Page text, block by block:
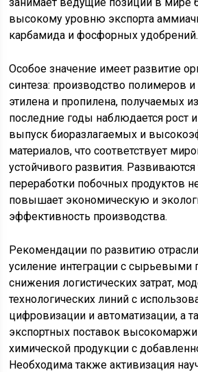
высокому уровню экспорта
карбамида и фосфорных удобрений.
Особое значение имеет развитие
синтеза: производство полимеров и
этилена и пропилена, получаемых
последние годы наблюдается рост
выпуск биоразлагаемых и
материалов, что соответствует
устойчивого развития. Развиваются
переработки побочных продуктов
повышает экономическую и
эффективность производства.
Рекомендации по развитию
усиление интеграции с сырьевыми
снижения логистических затрат,
технологических линий с
цифровизации и автоматизации, а
экспортных поставок
химической продукции с
Необходима также активизация